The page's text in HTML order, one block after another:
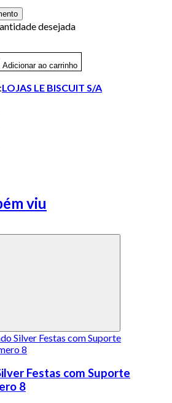
desejada
Adicionar ao carrinho
LOJAS LE BISCUIT S/A
viu
Festas com Suporte
8